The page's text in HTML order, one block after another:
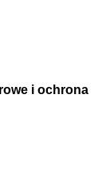
i ochrona